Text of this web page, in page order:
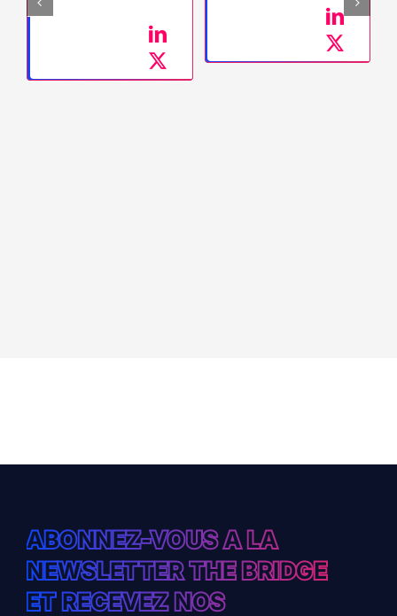
ABONNEZ-VOUS A LA
NEWSLETTER THE BRIDGE
ET RECEVEZ NOS